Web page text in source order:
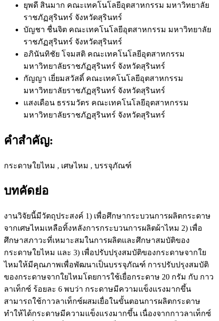
ยุพดี สินมาก คณะเทคโนโลยีอุตสาหกรรม มหาวิทยาลัย
ราชภัฏสุรินทร์ จังหวัดสุรินทร์
บัญชา ชื่นจิต คณะเทคโนโลยีอุตสาหกรรม มหาวิทยาลัย
ราชภัฏสุรินทร์ จังหวัดสุรินทร์
อภินันทิชัย โจมสติ คณะเทคโนโลยีอุตสาหกรรม
มหาวิทยาลัยราชภัฏสุรินทร์ จังหวัดสุรินทร์
กัญญา เยี่ยมสวัสดิ์ คณะเทคโนโลยีอุตสาหกรรม
มหาวิทยาลัยราชภัฏสุรินทร์ จังหวัดสุรินทร์
แสงเดือน ธรรมวัตร คณะเทคโนโลยีอุตสาหกรรม
มหาวิทยาลัยราชภัฏสุรินทร์ จังหวัดสุรินทร์
คำสำคัญ:
กระดาษใยไหม , เศษไหม , บรรจุภัณฑ์
บทคัดย่อ
งานวิจัยนี้มีวัตถุประสงค์ 1) เพื่อศึกษากระบวนการผลิตกระดาษ
จากเศษไหมเหลือทิ้งหลังการกระบวนการผลิตผ้าไหม 2) เพื่อ
ศึกษาสภาวะที่เหมาะสมในการผลิตและศึกษาสมบัติของ
กระดาษใยไหม และ 3) เพื่อปรับปรุงสมบัติของกระดาษจากใย
ไหมให้มีคุณภาพเพื่อพัฒนาเป็นบรรจุภัณฑ์ การปรับปรุงสมบัติ
ของกระดาษจากใยไหมโดยการใช้เยื่อกระดาษ 20 กรัม กับ กาว
ลาเท็กซ์ ร้อยละ 6 พบว่า กระดาษมีความแข็งแรงมากขึ้น
สามารถใช้กาวลาเท็กซ์ผสมเยื่อในขั้นตอนการผลิตกระดาษ
ทำให้ได้กระดาษมีความแข็งแรงมากขึ้น เนื่องจากกาวลาเท็กซ์